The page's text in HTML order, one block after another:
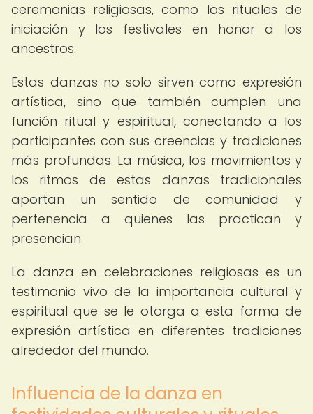
ceremonias religiosas, como los rituales de
iniciación y los festivales en honor a los
ancestros.
Estas danzas no solo sirven como expresión
artística, sino que también cumplen una
función ritual y espiritual, conectando a los
participantes con sus creencias y tradiciones
más profundas. La música, los movimientos y
los ritmos de estas danzas tradicionales
aportan un sentido de comunidad y
pertenencia a quienes las practican y
presencian.
La danza en celebraciones religiosas es un
testimonio vivo de la importancia cultural y
espiritual que se le otorga a esta forma de
expresión artística en diferentes tradiciones
alrededor del mundo.
Influencia de la danza en